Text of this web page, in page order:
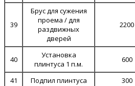
39
Брус для сужения
проема / для
раздвижных
дверей
2200
40
Установка
плинтуса 1 п.м.
600
41 Подпил плинтуса 300